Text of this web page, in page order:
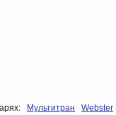
Мультитран Webster